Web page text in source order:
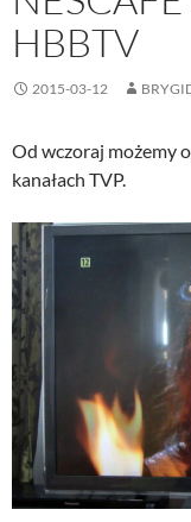
HBBTV
2015-03-12
Od wczoraj możemy
kanałach TVP.